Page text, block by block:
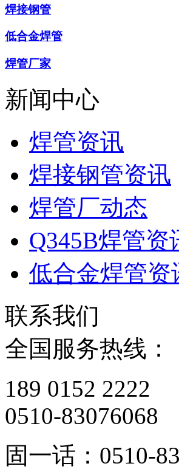
焊接钢管
低合金焊管
焊管厂家
新闻中心
焊管资讯
焊接钢管资讯
焊管厂动态
Q345B焊管资
低合金焊管资
联系我们
全国服务热线：
189 0152 2222
0510-83076068
固一话：0510-